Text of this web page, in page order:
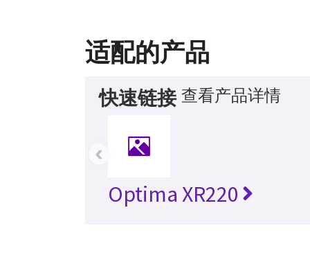
适配的产品
快速链接 查看产品详情
Optima XR220
‹